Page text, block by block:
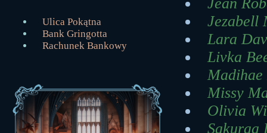
Ulica Pokątna
Bank Gringotta
Rachunek Bankowy
Jezabell
Lara
Livka
Missy
Olivia
Sakuraa